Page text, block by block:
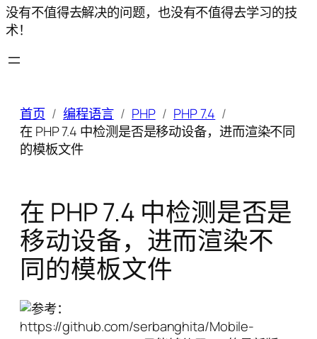
没有不值得去解决的问题，也没有不值得去学习的技
术！
首页 编程语言 PHP
PHP 7.4
在 PHP 7.4 中检测是否是移动设备，进而渲染不同
的模板文件
在 PHP 7.4 中检测是否是
移动设备，进而渲染不
同的模板文件